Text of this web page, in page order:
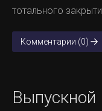
тотального
Комментарии (0)
Выпускной